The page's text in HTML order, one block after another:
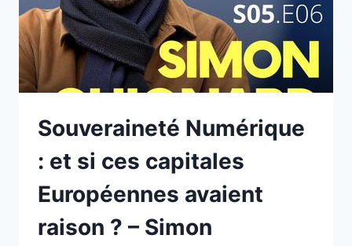
Souveraineté Numérique
: et si ces capitales
Européennes avaient
raison ? – Simon